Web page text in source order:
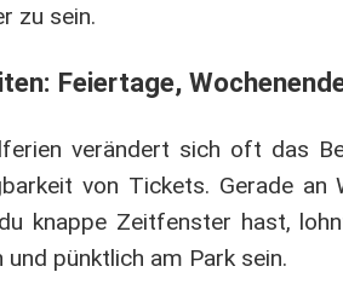
zu sein.
Feiertage,
verändert sich oft das
von Tickets. Gerade an
knappe Zeitfenster hast,
pünktlich am Park sein.